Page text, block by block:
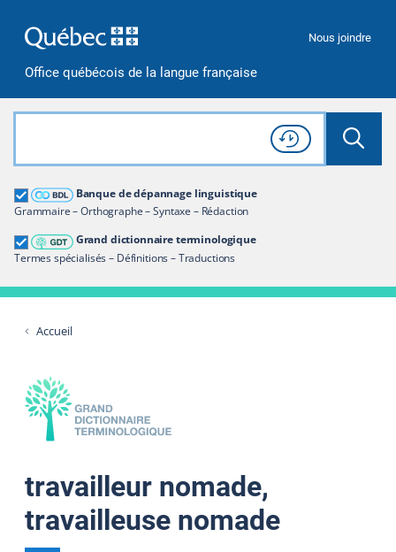
Office québécois de la langue française
Nous joindre
Rechercher dans tout le site
Lancer
Consulter l'
Historique
de recherche
Banque de dépannage linguistique
Grammaire – Orthographe – Syntaxe – Rédaction
Grand dictionnaire terminologique
Termes spécialisés – Définitions – Traductions
Grand dictionnaire terminologique
Restreindre aux termes
Accueil
travailleur nomade,
travailleuse nomade